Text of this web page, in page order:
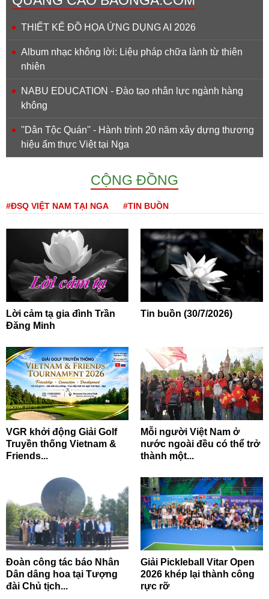
THIẾT KẾ ĐỒ HỌA ỨNG DỤNG AI 2026
Album nhạc không lời: Liệu pháp chữa lành từ thiên
nhiên
NABU EDUCATION - Đào tạo nhân lực ngành hàng
không
''Dân Tộc Quán'' - Hành trình 20 năm xây dựng thương
hiệu ẩm thực Việt tại Nga
CỘNG ĐỒNG
#ĐSQ VIỆT NAM TẠI NGA #TIN BUỒN
Lời cảm tạ gia đình Trần
Đăng Minh
Tin buồn (30/7/2026)
VGR khởi động Giải Golf
Truyền thống Vietnam &
Friends...
Mỗi người Việt Nam ở
nước ngoài đều có thể trở
thành một...
Đoàn công tác báo Nhân
Dân dâng hoa tại Tượng
đài Chủ tịch...
Giải Pickleball Vitar Open
2026 khép lại thành công
rực rỡ